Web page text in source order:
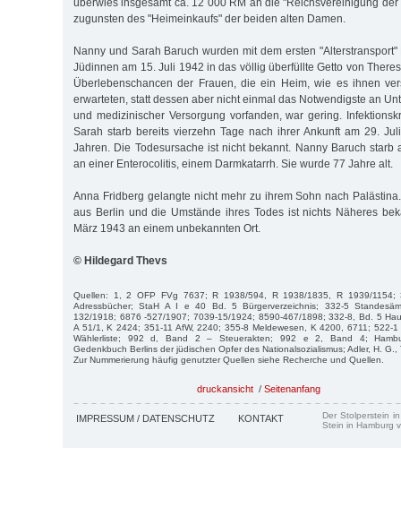
zugunsten des "Heimeinkaufs" der beiden alten Damen.
Nanny und Sarah Baruch wurden mit dem ersten
Jüdinnen am 15. Juli 1942 in das völlig überfüllte Getto von
Überlebenschancen der Frauen, die ein Heim, wie es ihnen
erwarteten, statt dessen aber nicht einmal das Notwendigste an
und medizinischer Versorgung vorfanden, war gering.
Sarah starb bereits vierzehn Tage nach ihrer Ankunft am 29.
Jahren. Die Todesursache ist nicht bekannt. Nanny Baruch starb
an einer Enterocolitis, einem Darmkatarrh. Sie wurde 77 Jahre alt.
Anna Fridberg gelangte nicht mehr zu ihrem Sohn nach
aus Berlin und die Umstände ihres Todes ist nichts Näheres
März 1943 an einem unbekannten Ort.
© Hildegard Thevs
Quellen: 1, 2 OFP FVg 7637; R 1938/594, R 1938/1835, R 1939/
Adressbücher; StaH A I e 40 Bd. 5 Bürgerverzeichnis; 332-5
132/1918; 6876 -527/1907; 7039-15/1924; 8590-467/1898; 332-8, Bd. 5
A 51/1, K 2424; 351-11 AfW, 2240; 355-8 Meldewesen, K 4200, 6711; 522-
Wählerliste; 992 d, Band 2 – Steuerakten; 992 e 2, Band 4;
Gedenkbuch Berlins der jüdischen Opfer des Nationalsozialismus; Adler, H. G.,
Zur Nummerierung häufig genutzter Quellen siehe Recherche und Quellen.
druckansicht / Seitenanfang
IMPRESSUM / DATENSCHUTZ KONTAKT
Der Stolperstein
Stein in Hamburg